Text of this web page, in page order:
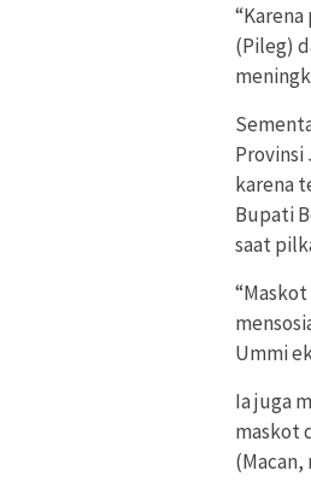
(Pileg)
Provinsi
karena
Bupati
saat
Ummi
Ia juga
maskot
(Macan,